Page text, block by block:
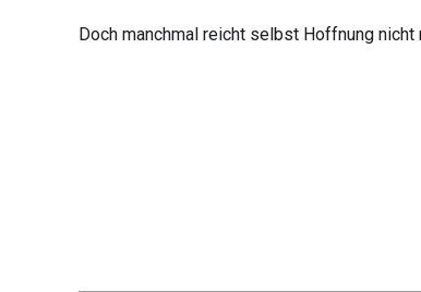
Doch manchmal reicht selbst Hoffnung nicht